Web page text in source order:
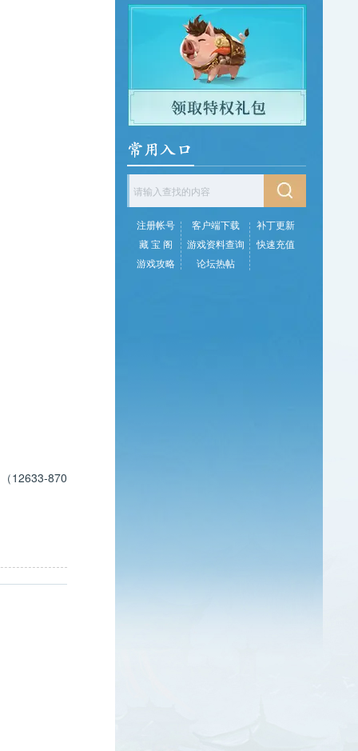
12633-870
注册帐号 客户端下载
补丁更新
藏 宝 阁
游戏资料查询
快速充值
游戏攻略
论坛热帖